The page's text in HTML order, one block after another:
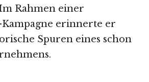
Rahmen einer
erinnerte er
Spuren eines schon